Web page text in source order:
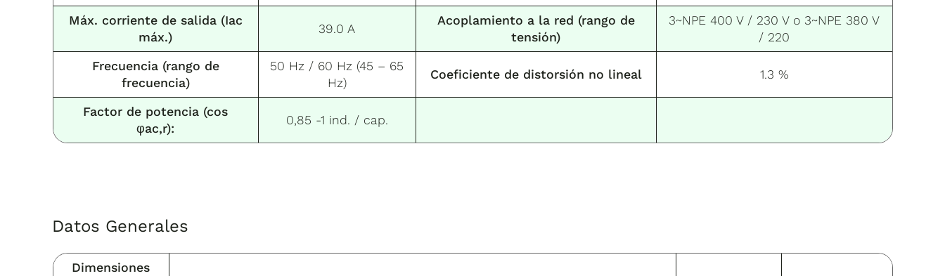
Máx. corriente de salida (Iac
máx.)
39.0 A
Acoplamiento a la red (rango de
tensión)
3~NPE 400 V / 230 V o 3~NPE 380 V
/ 220
Frecuencia (rango de
frecuencia)
50 Hz / 60 Hz (45 – 65
Hz)
Coeficiente de distorsión no lineal 1.3 %
Factor de potencia (cos
φac,r):
0,85 -1 ind. / cap.
Datos Generales
Dimensiones